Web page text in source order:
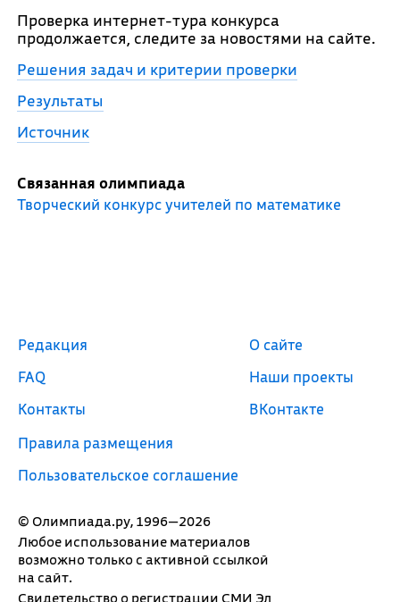
Проверка интернет-тура конкурса
продолжается, следите за новостями на сайте.
Решения задач и критерии проверки
Результаты
Источник
Связанная олимпиада
Творческий конкурс учителей по математике
© Олимпиада.ру, 1996—2026
Любое использование материалов
возможно только с активной ссылкой
на сайт.
Свидетельство о регистрации СМИ Эл
Редакция
FAQ
Контакты
Правила размещения
Пользовательское соглашение
О сайте
Наши проекты
ВКонтакте